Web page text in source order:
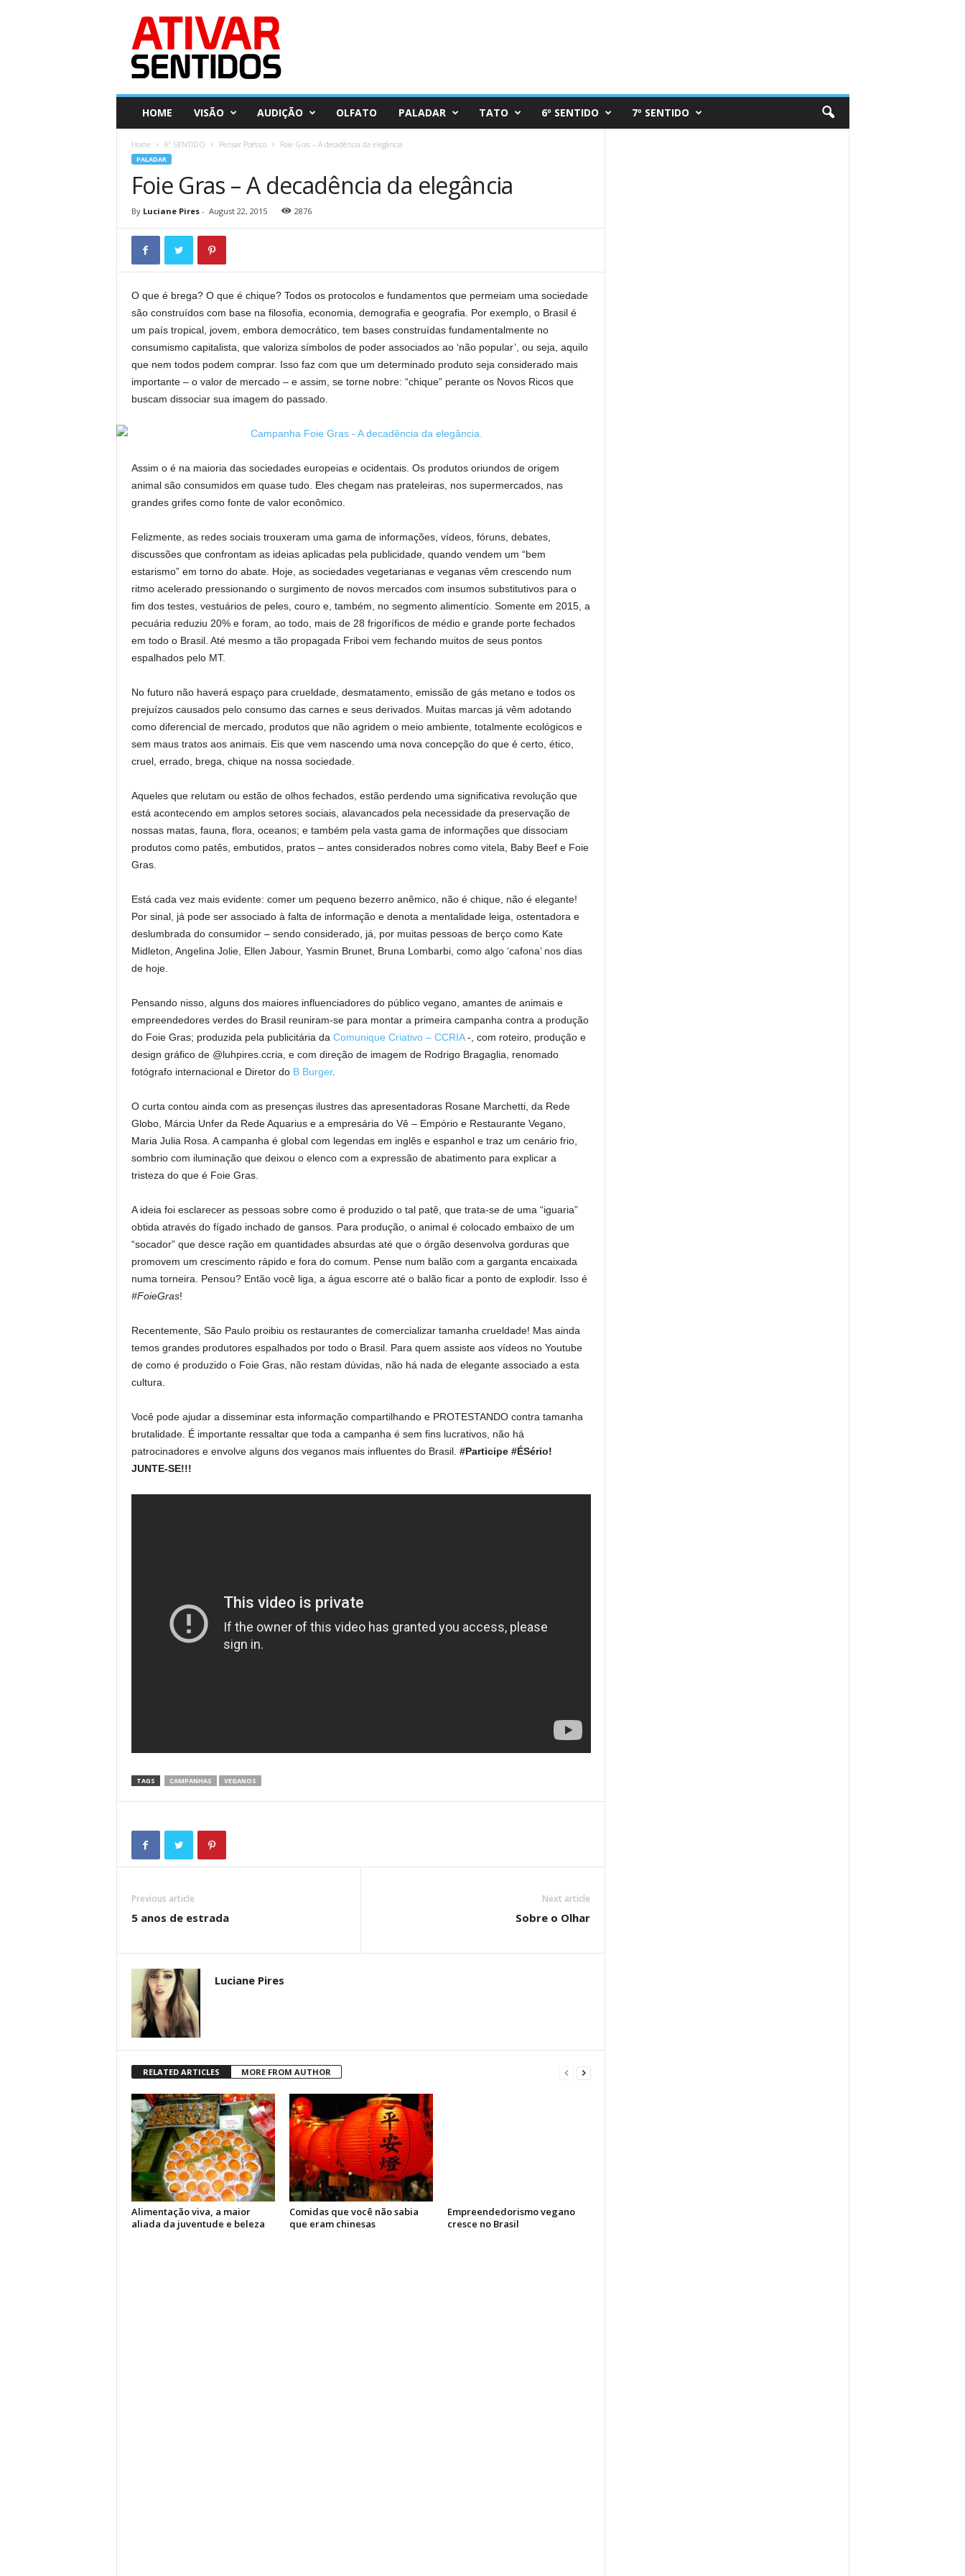
HOME VISÃO AUDIÇÃO OLFATO PALADAR TATO 6º SENTIDO 7º SENTIDO
Home 6º SENTIDO Pensar Poético Foie Gras – A decadência da elegância
PALADAR
Foie Gras – A decadência da elegância
By Luciane Pires- August 22, 2015 2876
O que é brega? O que é chique? Todos os protocolos e fundamentos que permeiam uma sociedade
são construídos com base na filosofia, economia, demografia e geografia. Por exemplo, o Brasil é
um país tropical, jovem, embora democrático, tem bases construídas fundamentalmente no
consumismo capitalista, que valoriza símbolos de poder associados ao ‘não popular’, ou seja, aquilo
que nem todos podem comprar. Isso faz com que um determinado produto seja considerado mais
importante – o valor de mercado – e assim, se torne nobre: “chique” perante os Novos Ricos que
buscam dissociar sua imagem do passado.
Assim o é na maioria das sociedades europeias e ocidentais. Os produtos oriundos de origem
animal são consumidos em quase tudo. Eles chegam nas prateleiras, nos supermercados, nas
grandes grifes como fonte de valor econômico.
Felizmente, as redes sociais trouxeram uma gama de informações, vídeos, fóruns, debates,
discussões que confrontam as ideias aplicadas pela publicidade, quando vendem um “bem
estarismo” em torno do abate. Hoje, as sociedades vegetarianas e veganas vêm crescendo num
ritmo acelerado pressionando o surgimento de novos mercados com insumos substitutivos para o
fim dos testes, vestuários de peles, couro e, também, no segmento alimentício. Somente em 2015, a
pecuária reduziu 20% e foram, ao todo, mais de 28 frigoríficos de médio e grande porte fechados
em todo o Brasil. Até mesmo a tão propagada Friboi vem fechando muitos de seus pontos
espalhados pelo MT.
No futuro não haverá espaço para crueldade, desmatamento, emissão de gás metano e todos os
prejuízos causados pelo consumo das carnes e seus derivados. Muitas marcas já vêm adotando
como diferencial de mercado, produtos que não agridem o meio ambiente, totalmente ecológicos e
sem maus tratos aos animais. Eis que vem nascendo uma nova concepção do que é certo, ético,
cruel, errado, brega, chique na nossa sociedade.
Aqueles que relutam ou estão de olhos fechados, estão perdendo uma significativa revolução que
está acontecendo em amplos setores sociais, alavancados pela necessidade da preservação de
nossas matas, fauna, flora, oceanos; e também pela vasta gama de informações que dissociam
produtos como patês, embutidos, pratos – antes considerados nobres como vitela, Baby Beef e Foie
Gras.
Está cada vez mais evidente: comer um pequeno bezerro anêmico, não é chique, não é elegante!
Por sinal, já pode ser associado à falta de informação e denota a mentalidade leiga, ostentadora e
deslumbrada do consumidor – sendo considerado, já, por muitas pessoas de berço como Kate
Midleton, Angelina Jolie, Ellen Jabour, Yasmin Brunet, Bruna Lombarbi, como algo ‘cafona’ nos dias
de hoje.
Pensando nisso, alguns dos maiores influenciadores do público vegano, amantes de animais e
empreendedores verdes do Brasil reuniram-se para montar a primeira campanha contra a produção
do Foie Gras; produzida pela publicitária da Comunique Criativo – CCRIA-, com roteiro, produção e
design gráfico de @luhpires.ccria, e com direção de imagem de Rodrigo Bragaglia, renomado
fotógrafo internacional e Diretor do B Burger.
O curta contou ainda com as presenças ilustres das apresentadoras Rosane Marchetti, da Rede
Globo, Márcia Unfer da Rede Aquarius e a empresária do Vê – Empório e Restaurante Vegano,
Maria Julia Rosa. A campanha é global com legendas em inglês e espanhol e traz um cenário frio,
sombrio com iluminação que deixou o elenco com a expressão de abatimento para explicar a
tristeza do que é Foie Gras.
A ideia foi esclarecer as pessoas sobre como é produzido o tal patê, que trata-se de uma “iguaria”
obtida através do fígado inchado de gansos. Para produção, o animal é colocado embaixo de um
“socador” que desce ração em quantidades absurdas até que o órgão desenvolva gorduras que
promovem um crescimento rápido e fora do comum. Pense num balão com a garganta encaixada
numa torneira. Pensou? Então você liga, a água escorre até o balão ficar a ponto de explodir. Isso é
#FoieGras!
Recentemente, São Paulo proibiu os restaurantes de comercializar tamanha crueldade! Mas ainda
temos grandes produtores espalhados por todo o Brasil. Para quem assiste aos vídeos no Youtube
de como é produzido o Foie Gras, não restam dúvidas, não há nada de elegante associado a esta
cultura.
Você pode ajudar a disseminar esta informação compartilhando e PROTESTANDO contra tamanha
brutalidade. É importante ressaltar que toda a campanha é sem fins lucrativos, não há
patrocinadores e envolve alguns dos veganos mais influentes do Brasil. #Participe #ÉSério!
JUNTE-SE!!!
TAGS CAMPANHAS VEGANOS
Previous article
5 anos de estrada
Next article
Sobre o Olhar
Luciane Pires
RELATED ARTICLES MORE FROM AUTHOR
Alimentação viva, a maior
aliada da juventude e beleza
Comidas que você não sabia
que eram chinesas
Empreendedorismo vegano
cresce no Brasil